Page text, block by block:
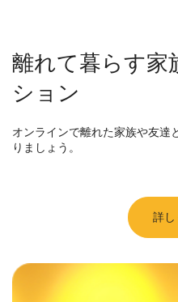
離れて暮らす家
ション
オンラインで離れた家族や友達
りましょう。
詳し